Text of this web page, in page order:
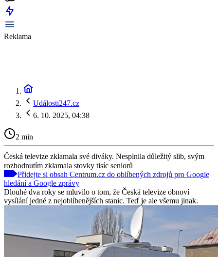
Reklama
Události247.cz
6. 10. 2025, 04:38
2 min
Česká televize zklamala své diváky. Nesplnila důležitý slib, svým
rozhodnutím zklamala stovky tisíc seniorů
Přidejte si obsah Centrum.cz do oblíbených zdrojů pro Google
hledání a Google zprávy
Dlouhé dva roky se mluvilo o tom, že Česká televize obnoví
vysílání jedné z nejoblíbenějších stanic. Teď je ale všemu jinak.